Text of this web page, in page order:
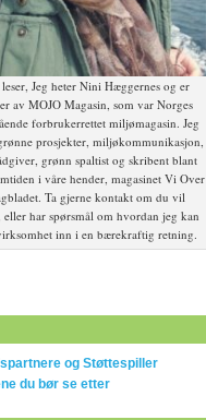
Jeg heter Nini Hæggernes og er
av MOJO Magasin, som var Norges
forbrukerrettet miljømagasin. Jeg
prosjekter, miljøkommunikasjon,
grønn spaltist og skribent blant
i våre hender, magasinet Vi Over
Ta gjerne kontakt om du vil
eller har spørsmål om hvordan jeg kan
inn i en bærekraftig retning.
og Støttespiller
du bør se etter